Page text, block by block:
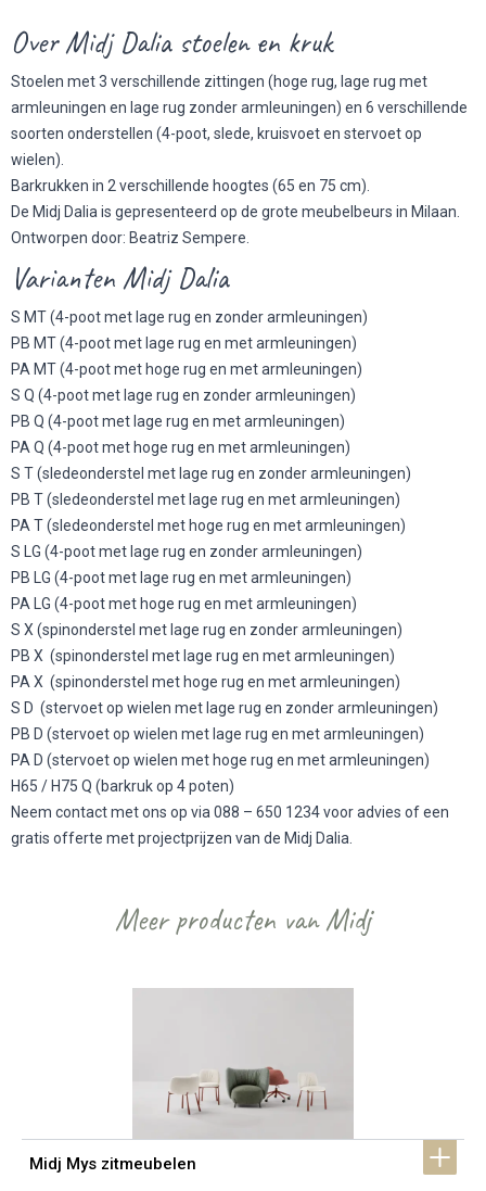
Over Midj Dalia stoelen en kruk
Stoelen met 3 verschillende zittingen (hoge rug, lage rug met
armleuningen en lage rug zonder armleuningen) en 6 verschillende
soorten onderstellen (4-poot, slede, kruisvoet en stervoet op
wielen).
Barkrukken in 2 verschillende hoogtes (65 en 75 cm).
De Midj Dalia is gepresenteerd op de grote meubelbeurs in Milaan
Ontworpen door: Beatriz Sempere.
Varianten Midj Dalia
S MT (4-poot met lage rug en zonder armleuningen)
PB MT (4-poot met lage rug en met armleuningen)
PA MT (4-poot met hoge rug en met armleuningen)
S Q (4-poot met lage rug en zonder armleuningen)
PB Q (4-poot met lage rug en met armleuningen)
PA Q (4-poot met hoge rug en met armleuningen)
S T (sledeonderstel met lage rug en zonder armleuningen)
PB T (sledeonderstel met lage rug en met armleuningen)
PA T (sledeonderstel met hoge rug en met armleuningen)
S LG (4-poot met lage rug en zonder armleuningen)
PB LG (4-poot met lage rug en met armleuningen)
PA LG (4-poot met hoge rug en met armleuningen)
S X (spinonderstel met lage rug en zonder armleuningen)
PB X (spinonderstel met lage rug en met armleuningen)
PA X (spinonderstel met hoge rug en met armleuningen)
S D (stervoet op wielen met lage rug en zonder armleuningen)
PB D (stervoet op wielen met lage rug en met armleuningen)
PA D (stervoet op wielen met hoge rug en met armleuningen)
H65 / H75 Q (barkruk op 4 poten)
Neem contact met ons op via 088 – 650 1234 voor advies of een
gratis offerte met projectprijzen van de Midj Dalia.
Meer producten van Midj
Midj Mys zitmeubelen